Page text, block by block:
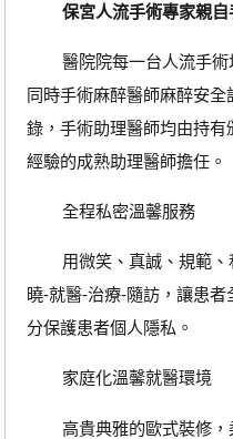
保宮人流手術專家親自
醫院院每一台人流手術
同時手術麻醉醫師麻醉安
錄，手術助理醫師均由持
經驗的成熟助理醫師擔任。
全程私密溫馨服務
用微笑、真誠、規範、
曉-就醫-治療-隨訪，讓患
分保護患者個人隱私。
家庭化溫馨就醫環境
高貴典雅的歐式裝修，